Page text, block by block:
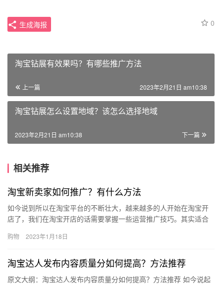
0
生成海报
淘宝钻展有效果吗？有哪些推广方法
上一篇 2023年2月21日 am10:38
淘宝钻展怎么设置地域？该怎么选择地域
下一篇
2023年2月21日 am10:38
相关推荐
淘宝新卖家如何推广？有什么方法
如今说到所以在淘宝平台的不断壮大，越来越多的人开始在淘宝开
店了，我们在淘宝开店的话需要掌握一些运营推广技巧。其实适合
方法？…
购物 2023年1月18日
淘宝达人发布内容质量分如何提高？方法推荐
原文大纲：淘宝达人发布内容质量分如何提高？方法推荐 如今说起